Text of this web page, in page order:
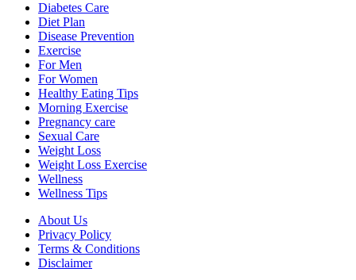
Diabetes Care
Diet Plan
Disease Prevention
Exercise
For Men
For Women
Healthy Eating Tips
Morning Exercise
Pregnancy care
Sexual Care
Weight Loss
Weight Loss Exercise
Wellness
Wellness Tips
About Us
Privacy Policy
Terms & Conditions
Disclaimer